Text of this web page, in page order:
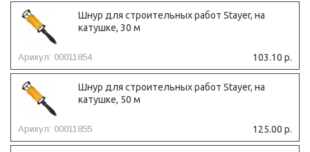
Шнур для строительных работ Stayer, на
катушке, 30 м
Арикул: 00011854 103.10 р.
Шнур для строительных работ Stayer, на
катушке, 50 м
Арикул: 00011855 125.00 р.